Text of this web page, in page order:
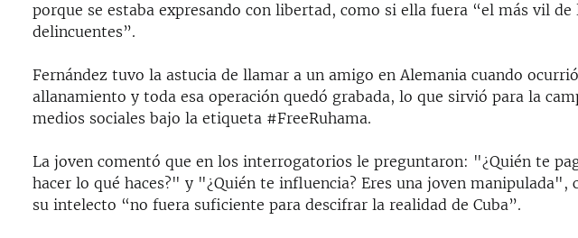
porque se estaba expresando con libertad, como si ella fuera “el más vil de
delincuentes”.
Fernández tuvo la astucia de llamar a un amigo en Alemania cuando
allanamiento y toda esa operación quedó grabada, lo que sirvió para la
medios sociales bajo la etiqueta #FreeRuhama.
La joven comentó que en los interrogatorios le preguntaron: "¿Quién te
hacer lo qué haces?" y "¿Quién te influencia? Eres una joven manipulada",
su intelecto “no fuera suficiente para descifrar la realidad de Cuba”.